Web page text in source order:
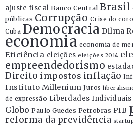
ajuste fiscal Banco Central Brasil
públicas Corrupção Crise do
Cuba Democracia Dilma
economia economia de
Eficiência eleições eleições 2014
empreendedorismo
Direito impostos inflação
Instituto Millenium Juros
de expressão Liberdades Individuais
Globo Paulo Guedes Petrobras PIB
reforma da previdência